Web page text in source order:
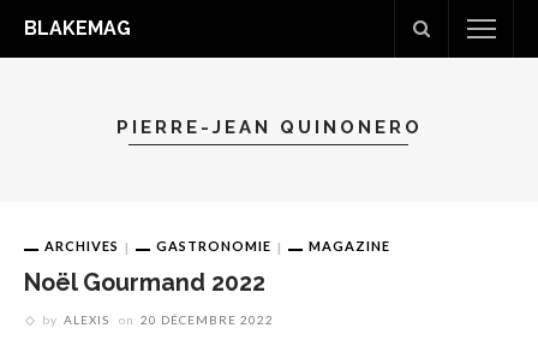
BLAKEMAG
PIERRE-JEAN QUINONERO
ARCHIVES GASTRONOMIE MAGAZINE
Noël Gourmand 2022
by ALEXIS on 20 DÉCEMBRE 2022